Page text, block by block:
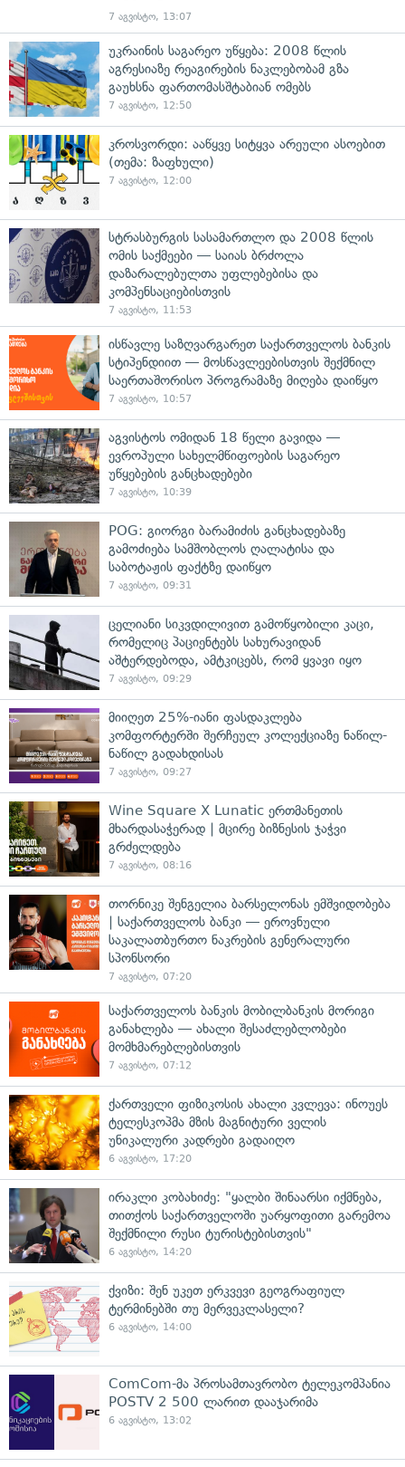
7 აგვისტო, 13:07
უკრაინის საგარეო უწყება: 2008 წლის
აგრესიაზე რეაგირების ნაკლებობამ გზა
გაუხსნა ფართომასშტაბიან ომებს
7 აგვისტო, 12:50
კროსვორდი: ააწყვე სიტყვა არეული ასოებით
(თემა: ზაფხული)
7 აგვისტო, 12:00
სტრასბურგის სასამართლო და 2008 წლის
ომის საქმეები — საიას ბრძოლა
დაზარალებულთა უფლებებისა და
კომპენსაციებისთვის
7 აგვისტო, 11:53
ისწავლე საზღვარგარეთ საქართველოს ბანკის
სტიპენდიით — მოსწავლეებისთვის შექმნილ
საერთაშორისო პროგრამაზე მიღება დაიწყო
7 აგვისტო, 10:57
აგვისტოს ომიდან 18 წელი გავიდა —
ევროპული სახელმწიფოების საგარეო
უწყებების განცხადებები
7 აგვისტო, 10:39
POG: გიორგი ბარამიძის განცხადებაზე
გამოძიება სამშობლოს ღალატისა და
საბოტაჟის ფაქტზე დაიწყო
7 აგვისტო, 09:31
ცელიანი სიკვდილივით გამოწყობილი კაცი,
რომელიც პაციენტებს სახურავიდან
აშტერდებოდა, ამტკიცებს, რომ ყვავი იყო
7 აგვისტო, 09:29
მიიღეთ 25%-იანი ფასდაკლება
კომფორტერში შერჩეულ კოლექციაზე ნაწილ-
ნაწილ გადახდისას
7 აგვისტო, 09:27
Wine Square X Lunatic ერთმანეთის
მხარდასაჭერად | მცირე ბიზნესის ჯაჭვი
გრძელდება
7 აგვისტო, 08:16
თორნიკე შენგელია ბარსელონას ემშვიდობება
| საქართველოს ბანკი — ეროვნული
საკალათბურთო ნაკრების გენერალური
სპონსორი
7 აგვისტო, 07:20
საქართველოს ბანკის მობილბანკის მორიგი
განახლება — ახალი შესაძლებლობები
მომხმარებლებისთვის
7 აგვისტო, 07:12
ქართველი ფიზიკოსის ახალი კვლევა: ინოუეს
ტელესკოპმა მზის მაგნიტური ველის
უნიკალური კადრები გადაიღო
6 აგვისტო, 17:20
ირაკლი კობახიძე: "ყალბი შინაარსი იქმნება,
თითქოს საქართველოში უარყოფითი გარემოა
შექმნილი რუსი ტურისტებისთვის"
6 აგვისტო, 14:20
ქვიზი: შენ უკეთ ერკვევი გეოგრაფიულ
ტერმინებში თუ მერვეკლასელი?
6 აგვისტო, 14:00
ComCom-მა პროსამთავრობო ტელეკომპანია
POSTV 2 500 ლარით დააჯარიმა
6 აგვისტო, 13:02